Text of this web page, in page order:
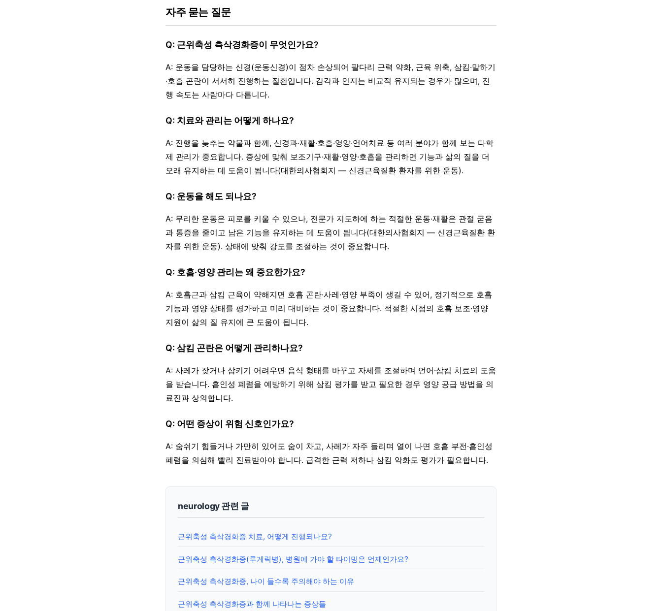
자주 묻는 질문
Q: 근위축성 측삭경화증이 무엇인가요?
A: 운동을 담당하는 신경(운동신경)이 점차 손상되어 팔다리 근력 약화, 근육 위축, 삼킴·말하기
·호흡 곤란이 서서히 진행하는 질환입니다. 감각과 인지는 비교적 유지되는 경우가 많으며, 진
행 속도는 사람마다 다릅니다.
Q: 치료와 관리는 어떻게 하나요?
A: 진행을 늦추는 약물과 함께, 신경과·재활·호흡·영양·언어치료 등 여러 분야가 함께 보는 다학
제 관리가 중요합니다. 증상에 맞춰 보조기구·재활·영양·호흡을 관리하면 기능과 삶의 질을 더
오래 유지하는 데 도움이 됩니다(대한의사협회지 — 신경근육질환 환자를 위한 운동).
Q: 운동을 해도 되나요?
A: 무리한 운동은 피로를 키울 수 있으나, 전문가 지도하에 하는 적절한 운동·재활은 관절 굳음
과 통증을 줄이고 남은 기능을 유지하는 데 도움이 됩니다(대한의사협회지 — 신경근육질환 환
자를 위한 운동). 상태에 맞춰 강도를 조절하는 것이 중요합니다.
Q: 호흡·영양 관리는 왜 중요한가요?
A: 호흡근과 삼킴 근육이 약해지면 호흡 곤란·사레·영양 부족이 생길 수 있어, 정기적으로 호흡
기능과 영양 상태를 평가하고 미리 대비하는 것이 중요합니다. 적절한 시점의 호흡 보조·영양
지원이 삶의 질 유지에 큰 도움이 됩니다.
Q: 삼킴 곤란은 어떻게 관리하나요?
A: 사레가 잦거나 삼키기 어려우면 음식 형태를 바꾸고 자세를 조절하며 언어·삼킴 치료의 도움
을 받습니다. 흡인성 폐렴을 예방하기 위해 삼킴 평가를 받고 필요한 경우 영양 공급 방법을 의
료진과 상의합니다.
Q: 어떤 증상이 위험 신호인가요?
A: 숨쉬기 힘들거나 가만히 있어도 숨이 차고, 사레가 자주 들리며 열이 나면 호흡 부전·흡인성
폐렴을 의심해 빨리 진료받아야 합니다. 급격한 근력 저하나 삼킴 악화도 평가가 필요합니다.
neurology 관련 글
근위축성 측삭경화증 치료, 어떻게 진행되나요?
근위축성 측삭경화증(루게릭병), 병원에 가야 할 타이밍은 언제인가요?
근위축성 측삭경화증, 나이 들수록 주의해야 하는 이유
근위축성 측삭경화증과 함께 나타나는 증상들